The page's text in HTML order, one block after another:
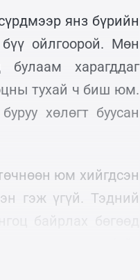
янз бүрийн
ойлгоорой. Мөн
харагддаг
тухай ч биш юм.
хөлөгт буусан
юм хийгдсэн
гэж үгүй. Тэдний